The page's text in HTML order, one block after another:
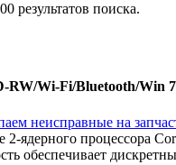
результатов поиска.
RW/Wi-Fi/Bluetooth/Win
2-ядерного
обеспечивает